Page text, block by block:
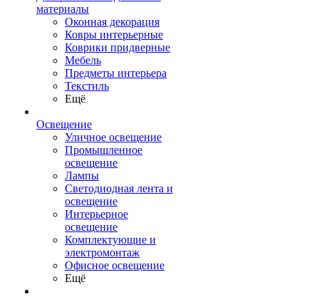
материалы
Оконная декорация
Ковры интерьерные
Коврики придверные
Мебель
Предметы интерьера
Текстиль
Ещё
Освещение
Уличное освещение
Промышленное
освещение
Лампы
Светодиодная лента и
освещение
Интерьерное
освещение
Комплектующие и
электромонтаж
Офисное освещение
Ещё